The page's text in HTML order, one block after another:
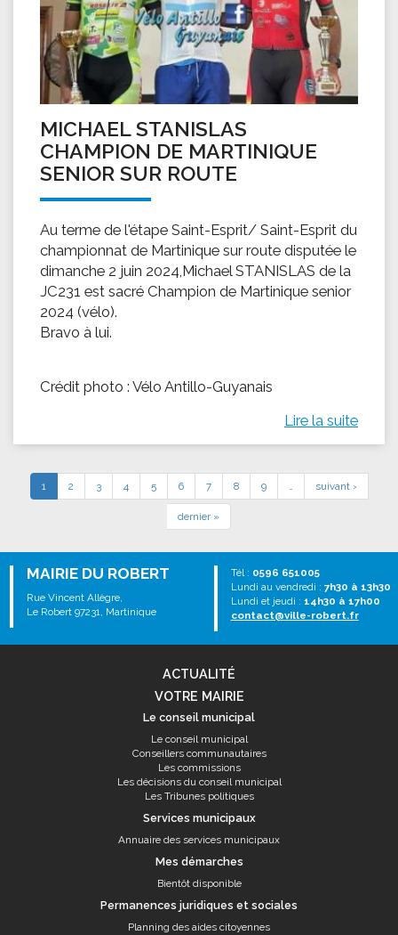
MICHAEL STANISLAS
CHAMPION DE MARTINIQUE
SENIOR SUR ROUTE
Au terme de l'étape Saint-Esprit/ Saint-Esprit du
championnat de Martinique sur route disputée le
dimanche 2 juin 2024,Michael STANISLAS de la
JC231 est sacré Champion de Martinique senior
2024 (vélo).
Bravo à lui.
Crédit photo : Vélo Antillo-Guyanais
Lire la suite
1 2 3 4 5 6 7 8 9 … suivant ›
dernier »
MAIRIE DU ROBERT
Rue Vincent Allègre,
Le Robert 97231, Martinique
Tél : 0596 651005
Lundi au vendredi : 7h30 à 13h30
Lundi et jeudi : 14h30 à 17h00
contact@ville-robert.fr
ACTUALITÉ
VOTRE MAIRIE
Le conseil municipal
Le conseil municipal
Conseillers communautaires
Les commissions
Les décisions du conseil municipal
Les Tribunes politiques
Services municipaux
Annuaire des services municipaux
Mes démarches
Bientôt disponible
Permanences juridiques et sociales
Planning des aides citoyennes